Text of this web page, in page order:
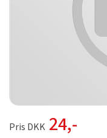
Pris DKK 24,-